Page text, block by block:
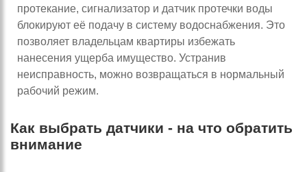
протекание, сигнализатор и датчик протечки воды
блокируют её подачу в систему водоснабжения. Это
позволяет владельцам квартиры избежать
нанесения ущерба имущество. Устранив
неисправность, можно возвращаться в нормальный
рабочий режим.
Как выбрать датчики - на что обратить
внимание